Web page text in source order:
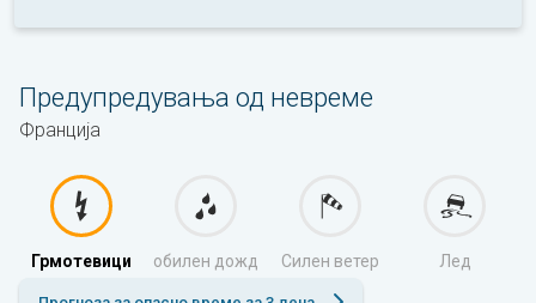
Предупредувања од невреме
Франција
Грмотевици обилен дожд Силен ветер Лед